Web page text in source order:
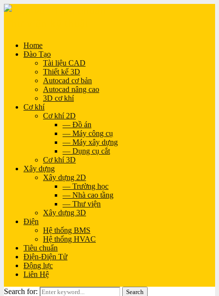
Home
Đào Tạo
Tài liệu CAD
Thiết kế 3D
Autocad cơ bản
Autocad nâng cao
3D cơ khí
Cơ khí
Cơ khí 2D
— Đồ án
— Máy công cụ
— Máy xây dựng
— Dụng cụ cắt
Cơ khí 3D
Xây dựng
Xây dựng 2D
— Trường học
— Nhà cao tầng
— Thư viện
Xây dựng 3D
Điện
Hệ thống BMS
Hệ thống HVAC
Tiêu chuẩn
Điện-Điện Tử
Động lực
Liên Hệ
Search for:
Search